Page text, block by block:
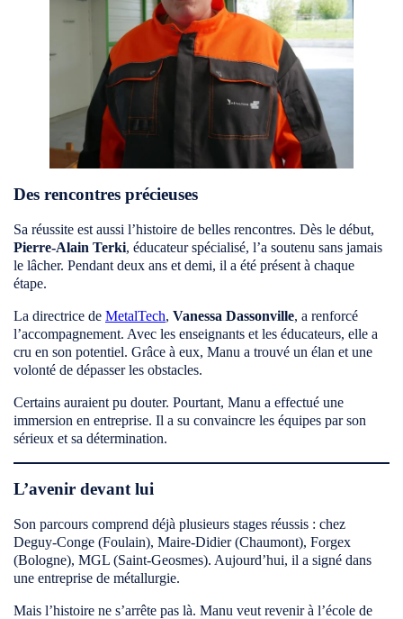
Des rencontres précieuses
Sa réussite est aussi l’histoire de belles rencontres. Dès le début,
Pierre-Alain Terki, éducateur spécialisé, l’a soutenu sans jamais
le lâcher. Pendant deux ans et demi, il a été présent à chaque
étape.
La directrice de MetalTech, Vanessa Dassonville, a renforcé
l’accompagnement. Avec les enseignants et les éducateurs, elle a
cru en son potentiel. Grâce à eux, Manu a trouvé un élan et une
volonté de dépasser les obstacles.
Certains auraient pu douter. Pourtant, Manu a effectué une
immersion en entreprise. Il a su convaincre les équipes par son
sérieux et sa détermination.
L’avenir devant lui
Son parcours comprend déjà plusieurs stages réussis : chez
Deguy-Conge (Foulain), Maire-Didier (Chaumont), Forgex
(Bologne), MGL (Saint-Geosmes). Aujourd’hui, il a signé dans
une entreprise de métallurgie.
Mais l’histoire ne s’arrête pas là. Manu veut revenir à l’école de